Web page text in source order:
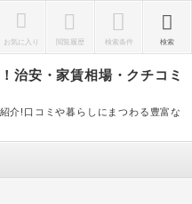
お気に入り 閲覧履歴 検索条件 検索
治安・家賃相場・クチコミ
介!口コミや暮らしにまつわる豊富な